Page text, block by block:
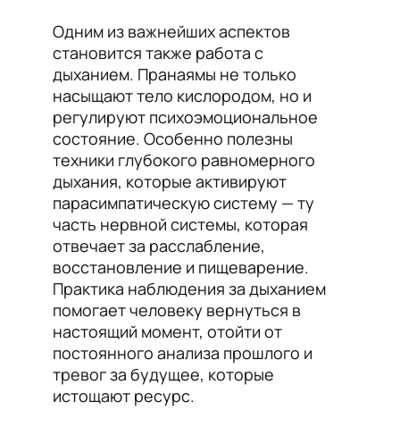
Одним из важнейших аспектов
становится также работа с
дыханием. Пранаямы не только
насыщают тело кислородом, но и
регулируют психоэмоциональное
состояние. Особенно полезны
техники глубокого равномерного
дыхания, которые активируют
парасимпатическую систему — ту
часть нервной системы, которая
отвечает за расслабление,
восстановление и пищеварение.
Практика наблюдения за дыханием
помогает человеку вернуться в
настоящий момент, отойти от
постоянного анализа прошлого и
тревог за будущее, которые
истощают ресурс.